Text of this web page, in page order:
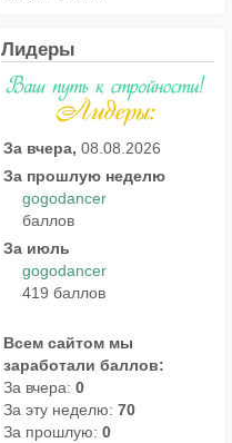
Лидеры
За вчера, 08.08.2026
За прошлую неделю
gogodancer
баллов
За июль
gogodancer
419 баллов
Всем сайтом мы
заработали баллов:
За вчера: 0
За эту неделю: 70
За прошлую: 0